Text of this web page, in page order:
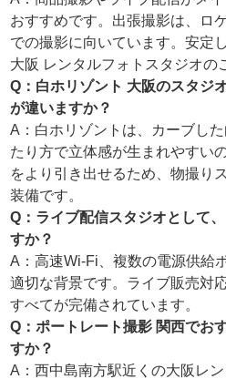
おすすめです。出張撮影は、ロ
での撮影に向いています。安定
大阪 レンタルフォトスタジオの
Q：白ホリゾント 大阪のスタジ
が違いますか？
A：白ホリゾントは、カーブし
たり方で立体感が生まれやすい
をより引き出せるため、物撮り
装備です。
Q：ライブ配信スタジオとして
すか？
A：高速Wi-Fi、複数の電源供給
適切な背景です。ライブ販売対
すべてが完備されています。
Q：ポートレート撮影 関西でお
すか？
A：西中島南方駅近くの大阪レ